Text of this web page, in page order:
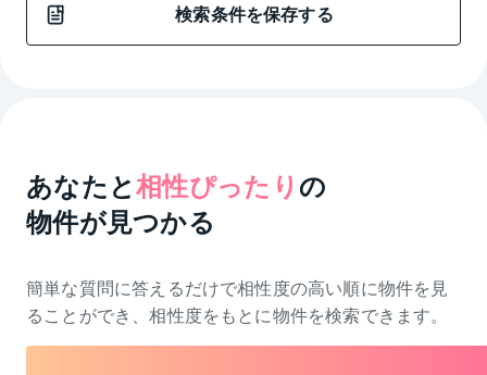
検索条件を保存する
あなたと相性ぴったり の
物件が見つかる
簡単な質問に答えるだけで相性度の高い順に物件を 見
ることができ、相性度をもとに物件を検索できます。